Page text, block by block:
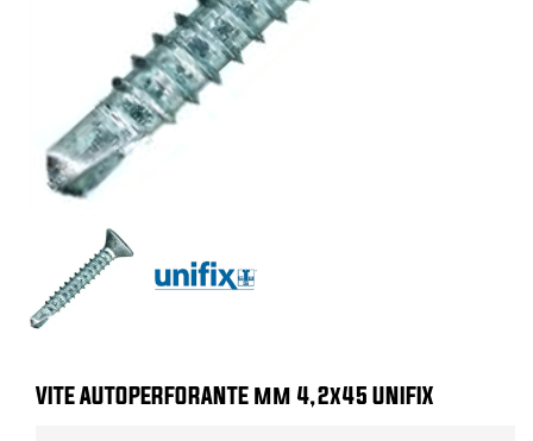
VITE AUTOPERFORANTE mm 4,2x45 UNIFIX